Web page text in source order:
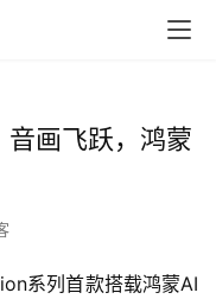
画飞跃，鸿蒙
系列首款搭载鸿蒙AI